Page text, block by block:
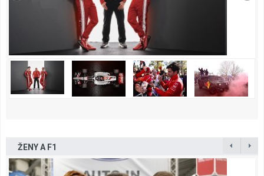
ŽENY A F1